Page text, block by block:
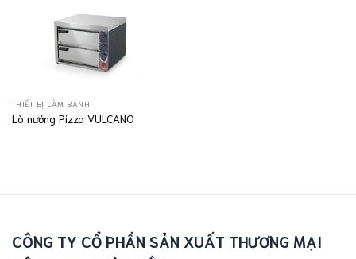
THIẾT BỊ LÀM BÁNH
Lò nướng Pizza VULCANO
CÔNG TY CỔ PHẦN SẢN XUẤT THƯƠNG MẠI